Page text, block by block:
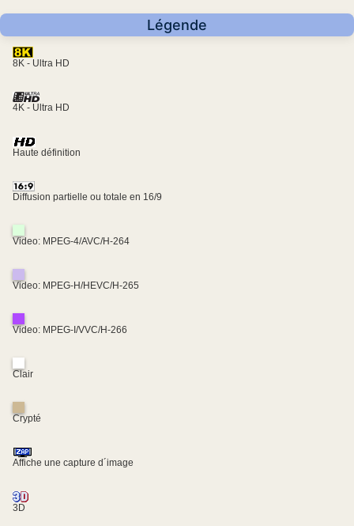
Légende
8K - Ultra HD
4K - Ultra HD
Haute définition
Diffusion partielle ou totale en 16/9
Video: MPEG-4/AVC/H-264
Video: MPEG-H/HEVC/H-265
Video: MPEG-I/VVC/H-266
Clair
Crypté
Affiche une capture d´image
3D